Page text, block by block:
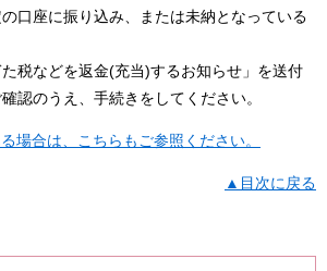
口座に振り込み、または未納となっている
税などを返金(充当)するお知らせ」を送付
認のうえ、手続きをしてください。
場合は、こちらもご参照ください。
▲目次に戻る